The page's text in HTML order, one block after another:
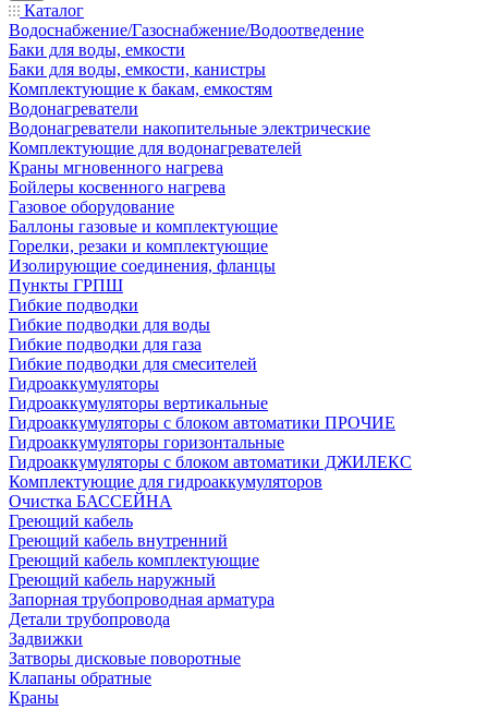
Каталог
Водоснабжение/Газоснабжение/Водоотведение
Баки для воды, емкости
Баки для воды, емкости, канистры
Комплектующие к бакам, емкостям
Водонагреватели
Водонагреватели накопительные электрические
Комплектующие для водонагревателей
Краны мгновенного нагрева
Бойлеры косвенного нагрева
Газовое оборудование
Баллоны газовые и комплектующие
Горелки, резаки и комплектующие
Изолирующие соединения, фланцы
Пункты ГРПШ
Гибкие подводки
Гибкие подводки для воды
Гибкие подводки для газа
Гибкие подводки для смесителей
Гидроаккумуляторы
Гидроаккумуляторы вертикальные
Гидроаккумуляторы с блоком автоматики ПРОЧИЕ
Гидроаккумуляторы горизонтальные
Гидроаккумуляторы с блоком автоматики ДЖИЛЕКС
Комплектующие для гидроаккумуляторов
Очистка БАССЕЙНА
Греющий кабель
Греющий кабель внутренний
Греющий кабель комплектующие
Греющий кабель наружный
Запорная трубопроводная арматура
Детали трубопровода
Задвижки
Затворы дисковые поворотные
Клапаны обратные
Краны